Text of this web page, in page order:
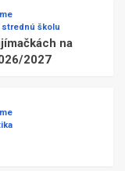
školu
na
2027